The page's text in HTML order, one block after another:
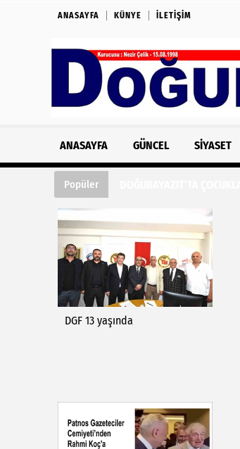
ANASAYFA KÜNYE İLETIŞIM
ANASAYFA GÜNCEL SIYASET
Popüler
DGF 13 yaşında